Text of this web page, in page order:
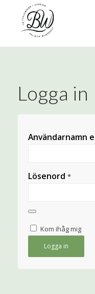
Logga in
Användarnamn
Lösenord *
Kom ihåg mig
Logga in